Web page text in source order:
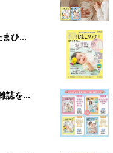
まひ
誌を買